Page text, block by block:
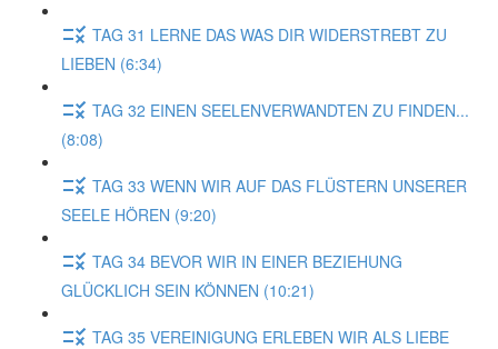
TAG 31 LERNE DAS WAS DIR WIDERSTREBT ZU
LIEBEN (6:34)
TAG 32 EINEN SEELENVERWANDTEN ZU FINDEN...
(8:08)
TAG 33 WENN WIR AUF DAS FLÜSTERN UNSERER
SEELE HÖREN (9:20)
TAG 34 BEVOR WIR IN EINER BEZIEHUNG
GLÜCKLICH SEIN KÖNNEN (10:21)
TAG 35 VEREINIGUNG ERLEBEN WIR ALS LIEBE